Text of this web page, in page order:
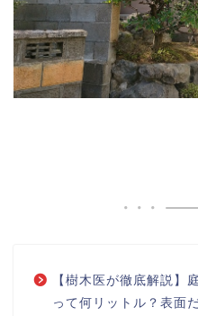
【樹木医が徹底解説】
って何リットル？表面